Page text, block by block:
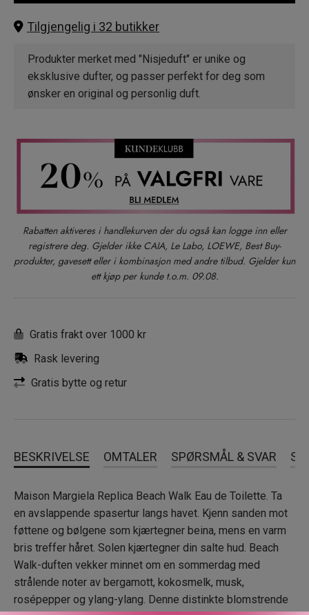
Tilgjengelig i 32 butikker
Produkter merket med "Nisjeduft" er unike og
eksklusive dufter, og passer perfekt for deg som
ønsker en original og personlig duft.
Rabatten aktiveres i handlekurven der du også kan logge inn eller
registrere deg. Gjelder ikke CAIA, Le Labo, LOEWE, Best Buy-
produkter, gavesett eller i kombinasjon med andre tilbud. Gjelder kun
ett kjøp per kunde t.o.m. 09.08.
Gratis frakt over 1000 kr
Rask levering
Gratis bytte og retur
BESKRIVELSE OMTALER SPØRSMÅL & SVAR
Maison Margiela Replica Beach Walk Eau de Toilette. Ta
en avslappende spasertur langs havet. Kjenn sanden mot
føttene og bølgene som kjærtegner beina, mens en varm
bris treffer håret. Solen kjærtegner din salte hud. Beach
Walk-duften vekker minnet om en sommerdag med
strålende noter av bergamott, kokosmelk, musk,
rosépepper og ylang-ylang. Denne distinkte blomstrende